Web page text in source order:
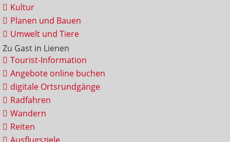
Kultur
Planen und Bauen
Umwelt und Tiere
Zu Gast in Lienen
Tourist-Information
Angebote online buchen
digitale Ortsrundgänge
Radfahren
Wandern
Reiten